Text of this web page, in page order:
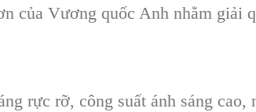
của Vương quốc Anh nhằm giải
rực rỡ, công suất ánh sáng